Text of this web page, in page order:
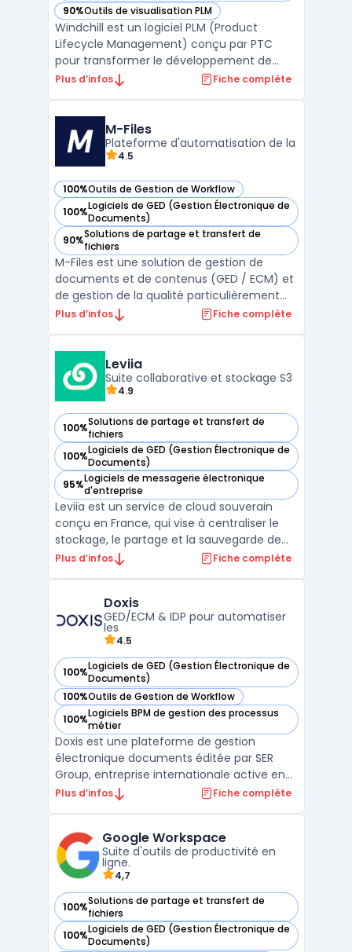
90%Outils de visualisation PLM
— voir Windchill dans cette catégorie
Windchill est un logiciel PLM (Product
Lifecycle Management) conçu par PTC
pour transformer le développement de
produits. Il permet une collaboration
à Windchill, les utilisateurs peuvent
identifier rapidement la ...
Plus d’infos Fiche complète
M-Files
Plateforme d'automatisation de la
4.5
100%Outils de Gestion de Workflow
— voir M-Files dans cette catégorie
100%Logiciels de GED (Gestion Électronique de
Documents)
— voir M-Files dans cette catégorie
90%Solutions de partage et transfert de
fichiers
— voir M-Files dans cette catégorie
M-Files est une solution de gestion de
documents et de contenus (GED / ECM) et
de gestion de la qualité particulièrement
adaptée aux entreprises et utilisateurs qui
documents.M-Files est suffisamment
flexible pour répondre au ...
Plus d’infos Fiche complète
Leviia
Suite collaborative et stockage S3
4.9
100%Solutions de partage et transfert de
fichiers
— voir Leviia dans cette catégorie
100%Logiciels de GED (Gestion Électronique de
Documents)
— voir Leviia dans cette catégorie
95%Logiciels de messagerie électronique
d'entreprise
— voir Leviia dans cette catégorie
Leviia est un service de cloud souverain
conçu en France, qui vise à centraliser le
stockage, le partage et la sauvegarde de
données pour des usages professionnels.
RGPD, ainsi que des certifications ISO 27001
et HDS (selo ...
Plus d’infos Fiche complète
Doxis
GED/ECM & IDP pour automatiser
les
4.5
100%Logiciels de GED (Gestion Électronique de
Documents)
— voir Doxis dans cette catégorie
100%Outils de Gestion de Workflow
— voir Doxis dans cette catégorie
100%Logiciels BPM de gestion des processus
métier
— voir Doxis dans cette catégorie
Doxis est une plateforme de gestion
électronique documents éditée par SER
Group, entreprise internationale active en
DMS / GED et ECM. Positionnée comme
les échanges et orchestre les processus
documentaires. SER Grou ...
Plus d’infos Fiche complète
Google Workspace
Suite d'outils de productivité en
ligne.
4,7
100%Solutions de partage et transfert de
fichiers
— voir Google Workspace dans cette catégorie
100%Logiciels de GED (Gestion Électronique de
Documents)
— voir Google Workspace dans cette catégorie